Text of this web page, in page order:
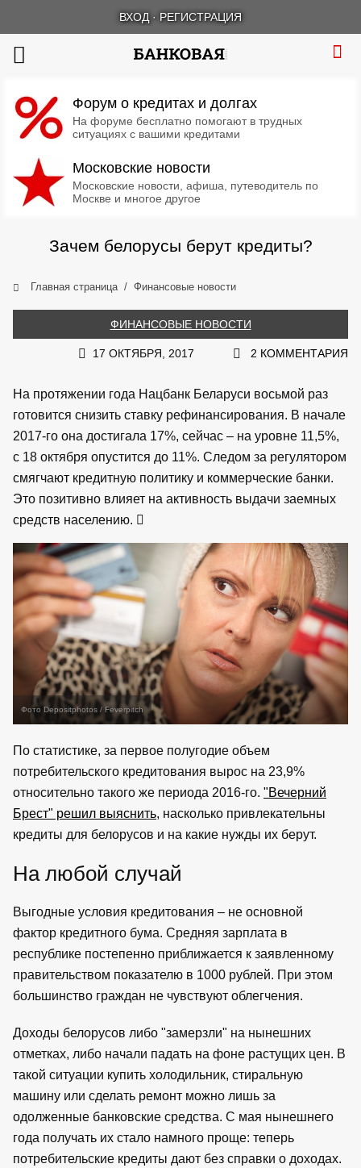
ВХОД · РЕГИСТРАЦИЯ
Форум о кредитах и долгах
На форуме бесплатно помогают в трудных
ситуациях с вашими кредитами
Московские новости
Московские новости, афиша, путеводитель по
Москве и многое другое
Зачем белорусы берут кредиты?
Главная страница Финансовые новости
ФИНАНСОВЫЕ НОВОСТИ
17 ОКТЯБРЯ, 2017 2 КОММЕНТАРИЯ
На протяжении года Нацбанк Беларуси восьмой раз
готовится снизить ставку рефинансирования. В начале
2017-го она достигала 17%, сейчас – на уровне 11,5%,
с 18 октября опустится до 11%. Следом за регулятором
смягчают кредитную политику и коммерческие банки.
Это позитивно влияет на активность выдачи заемных
средств населению.
Фото Depositphotos / Feverpitch
По статистике, за первое полугодие объем
потребительского кредитования вырос на 23,9%
относительно такого же периода 2016-го. "Вечерний
Брест" решил выяснить, насколько привлекательны
кредиты для белорусов и на какие нужды их берут.
На любой случай
Выгодные условия кредитования – не основной
фактор кредитного бума. Средняя зарплата в
республике постепенно приближается к заявленному
правительством показателю в 1000 рублей. При этом
большинство граждан не чувствуют облегчения.
Доходы белорусов либо "замерзли" на нынешних
отметках, либо начали падать на фоне растущих цен. В
такой ситуации купить холодильник, стиральную
машину или сделать ремонт можно лишь за
одолженные банковские средства. С мая нынешнего
года получать их стало намного проще: теперь
потребительские кредиты дают без справки о доходах.